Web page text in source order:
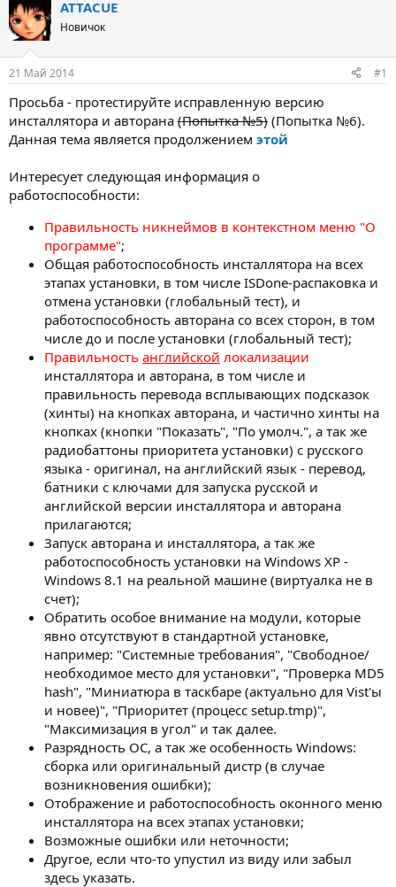
о
р
т
е
м
ы
н
а
л
ATTACUE
Новичок
21 Май 2014 #1
Просьба - протестируйте исправленную версию
инсталлятора и авторана (Попытка №5) (Попытка №6).
Данная тема является продолжением этой
Интересует следующая информация о
работоспособности:
Правильность никнеймов в контекстном меню "О
программе";
Общая работоспособность инсталлятора на всех
этапах установки, в том числе ISDone-распаковка и
отмена установки (глобальный тест), и
работоспособность авторана со всех сторон, в том
числе до и после установки (глобальный тест);
Правильность английской локализации
инсталлятора и авторана, в том числе и
правильность перевода всплывающих подсказок
(хинты) на кнопках авторана, и частично хинты на
кнопках (кнопки "Показать", "По умолч.", а так же
радиобаттоны приоритета установки) с русского
языка - оригинал, на английский язык - перевод,
батники с ключами для запуска русской и
английской версии инсталлятора и авторана
прилагаются;
Запуск авторана и инсталлятора, а так же
работоспособность установки на Windows XP -
Windows 8.1 на реальной машине (виртуалка не в
счет);
Обратить особое внимание на модули, которые
явно отсутствуют в стандартной установке,
например: "Системные требования", "Свободное/
необходимое место для установки", "Проверка MD5
hash", "Миниатюра в таскбаре (актуально для Vist'ы
и новее)", "Приоритет (процесс setup.tmp)",
"Максимизация в угол" и так далее.
Разрядность ОС, а так же особенность Windows:
сборка или оригинальный дистр (в случае
возникновения ошибки);
Отображение и работоспособность оконного меню
инсталлятора на всех этапах установки;
Возможные ошибки или неточности;
Другое, если что-то упустил из виду или забыл
здесь указать.